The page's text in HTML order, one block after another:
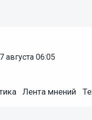
августа 06:05
Лента мнений
Виктор